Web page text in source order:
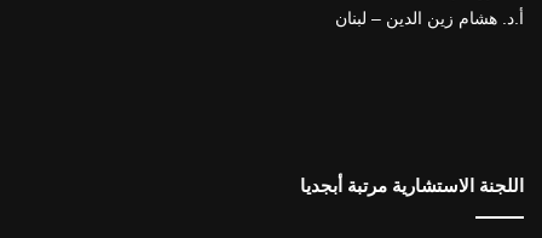
أ.د. هشام زين الدين – لبنان
اللجنة الاستشارية مرتبة أبجديا